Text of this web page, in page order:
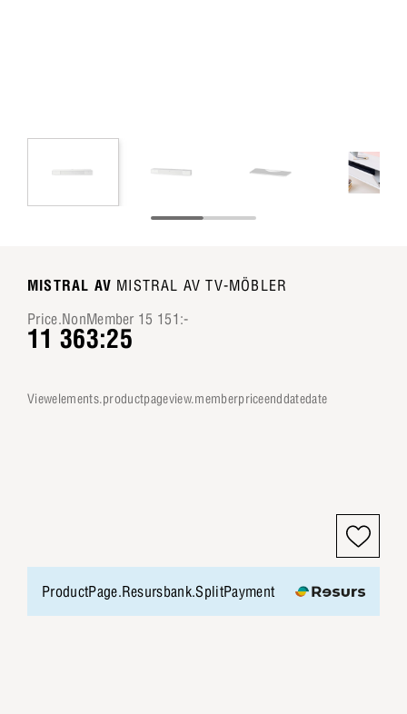
MISTRAL AV MISTRAL AV TV-MÖBLER
Price.NonMember 15 151:-
11 363:25
viewelements.productpageview.memberpriceenddatedate
ProductPage.Resursbank.SplitPayment